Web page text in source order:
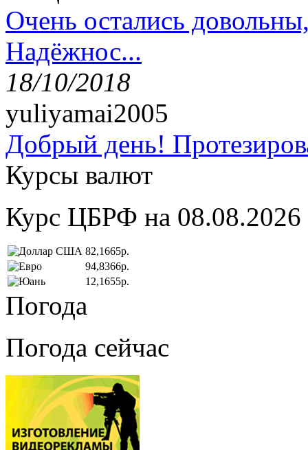
Очень остались
Надёжнос...
18/10/2018
yuliyamai2005
Добрый день!
Курсы валют
Курс ЦБРФ на 08.08.2026
82,1665р.
94,8366р.
12,1655р.
Погода
Погода сейчас